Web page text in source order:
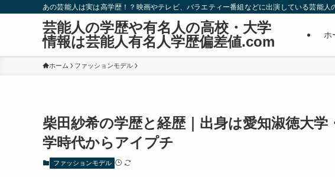
あの芸能人は実は高学歴！？映画やテレビ、バラエティー番組などに出演している芸能
芸能人の学歴や有名人の高校・大学
情報は芸能人有名人学歴偏差値.com
ホ
ホーム ファッションモデル
柴田紗希の学歴と経歴｜出身は愛知淑徳大学
学時代からアイプチ
ファッションモデル